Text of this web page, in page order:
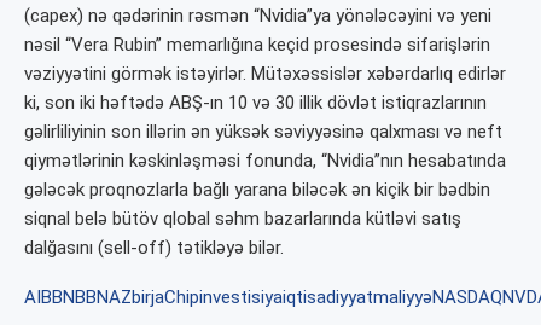
(capex) nə qədərinin rəsmən “Nvidia”ya yönələcəyini və yeni
nəsil “Vera Rubin” memarlığına keçid prosesində sifarişlərin
vəziyyətini görmək istəyirlər. Mütəxəssislər xəbərdarlıq edirlər
ki, son iki həftədə ABŞ-ın 10 və 30 illik dövlət istiqrazlarının
gəlirliliyinin son illərin ən yüksək səviyyəsinə qalxması və neft
qiymətlərinin kəskinləşməsi fonunda, “Nvidia”nın hesabatında
gələcək proqnozlarla bağlı yarana biləcək ən kiçik bir bədbin
siqnal belə bütöv qlobal səhm bazarlarında kütləvi satış
dalğasını (sell-off) tətikləyə bilər.
AIBBNBBNAZbirjaChipinvestisiyaiqtisadiyyatmaliyyəNASDAQ